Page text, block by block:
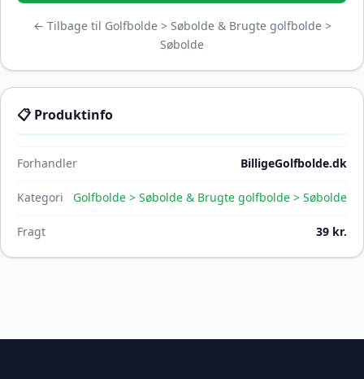
← Tilbage til Golfbolde > Søbolde & Brugte golfbolde >
Søbolde
📋 Produktinfo
Forhandler BilligeGolfbolde.dk
Kategori Golfbolde > Søbolde & Brugte golfbolde > Søbolde
Fragt 39 kr.